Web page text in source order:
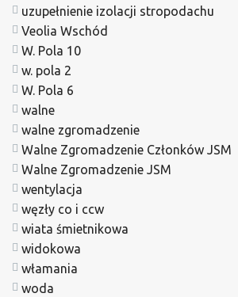
uzupełnienie izolacji stropodachu
Veolia Wschód
W. Pola 10
w. pola 2
W. Pola 6
walne
walne zgromadzenie
Walne Zgromadzenie Członków JSM
Walne Zgromadzenie JSM
wentylacja
węzły co i ccw
wiata śmietnikowa
widokowa
włamania
woda